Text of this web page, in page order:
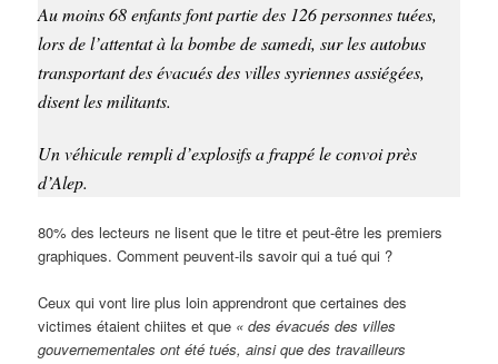
Au moins 68 enfants font partie des 126 personnes tuées,
lors de l’attentat à la bombe de samedi, sur les autobus
transportant des évacués des villes syriennes assiégées,
disent les militants.
Un véhicule rempli d’explosifs a frappé le convoi près
d’Alep.
80% des lecteurs ne lisent que le titre et peut-être les premiers
graphiques. Comment peuvent-ils savoir qui a tué qui ?
Ceux qui vont lire plus loin apprendront que certaines des
victimes étaient chiites et que « des évacués des villes
gouvernementales ont été tués, ainsi que des travailleurs